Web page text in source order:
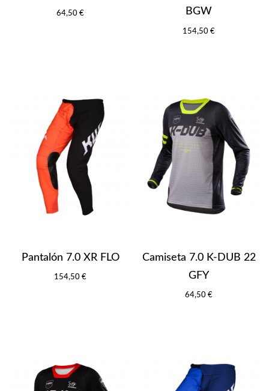
64,50 €
BGW
154,50 €
Pantalón 7.0 XR FLO
154,50 €
Camiseta 7.0 K-DUB 22
GFY
64,50 €